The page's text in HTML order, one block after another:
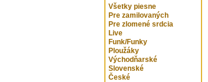
Všetky piesne
Pre zamilovaných
Pre zlomené srdcia
Live
Funk/Funky
Ploužáky
Východňarské
Slovenské
České